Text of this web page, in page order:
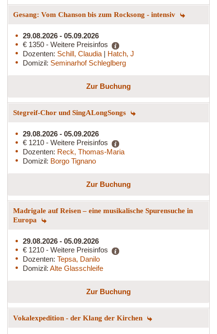
Gesang: Vom Chanson bis zum Rocksong - intensiv
29.08.2026 - 05.09.2026
€ 1350 - Weitere Preisinfos
Dozenten: Schill, Claudia | Hatch, J
Domizil: Seminarhof Schleglberg
Zur Buchung
Stegreif-Chor und SingALongSongs
29.08.2026 - 05.09.2026
€ 1210 - Weitere Preisinfos
Dozenten: Reck, Thomas-Maria
Domizil: Borgo Tignano
Zur Buchung
Madrigale auf Reisen – eine musikalische Spurensuche in
Europa
29.08.2026 - 05.09.2026
€ 1210 - Weitere Preisinfos
Dozenten: Tepsa, Danilo
Domizil: Alte Glasschleife
Zur Buchung
Vokalexpedition - der Klang der Kirchen